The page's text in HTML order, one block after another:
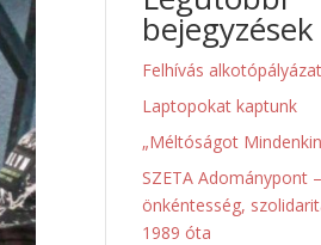
bejegyzések
Felhívás
Laptopokat kaptunk
„Méltóságot
SZETA Adománypont –
önkéntesség,
1989 óta